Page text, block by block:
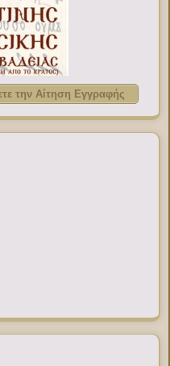
την Αίτηση Εγγραφής